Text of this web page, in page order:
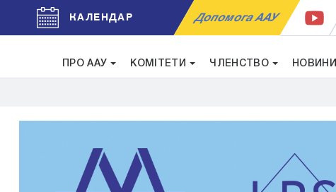
КАЛЕНДАР Допомога ААУ
ПРО ААУ КОМІТЕТИ ЧЛЕНСТВО НОВИНИ